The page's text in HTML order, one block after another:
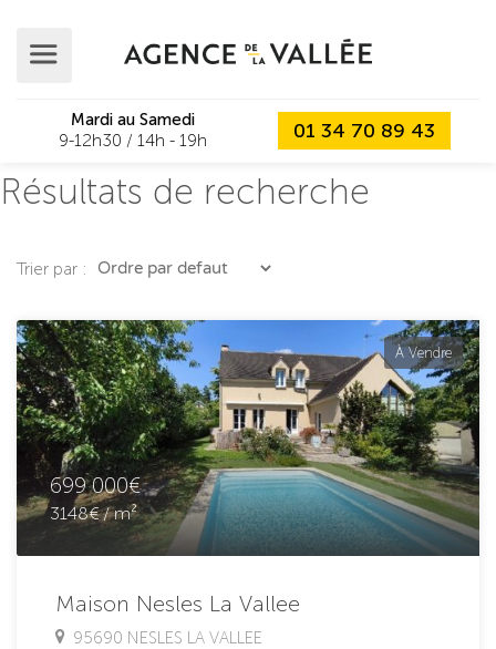
Mardi au Samedi
9-12h30 / 14h - 19h
01 34 70 89 43
Résultats de recherche
Trier par :
À Vendre
699 000€
3148€ / m²
Maison Nesles La Vallee
95690 NESLES LA VALLEE